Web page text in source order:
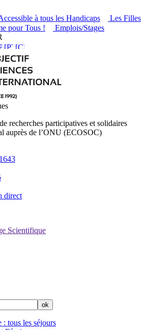
à tous les Handicaps
Les Filles
pour Tous !
Emplois/Stages
recherches participatives et solidaires
auprès de l’ONU (ECOSOC)
direct
Scientifique
tous les séjours